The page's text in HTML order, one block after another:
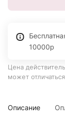
10000р
Цена
может
Описание